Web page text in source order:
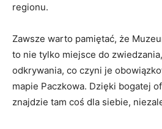
regionu.
Zawsze warto pamiętać, że
to‌ nie tylko miejsce do
odkrywania,⁤ co czyni je
mapie Paczkowa. Dzięki bogatej
⁢znajdzie tam ‍coś ​dla siebie,‍